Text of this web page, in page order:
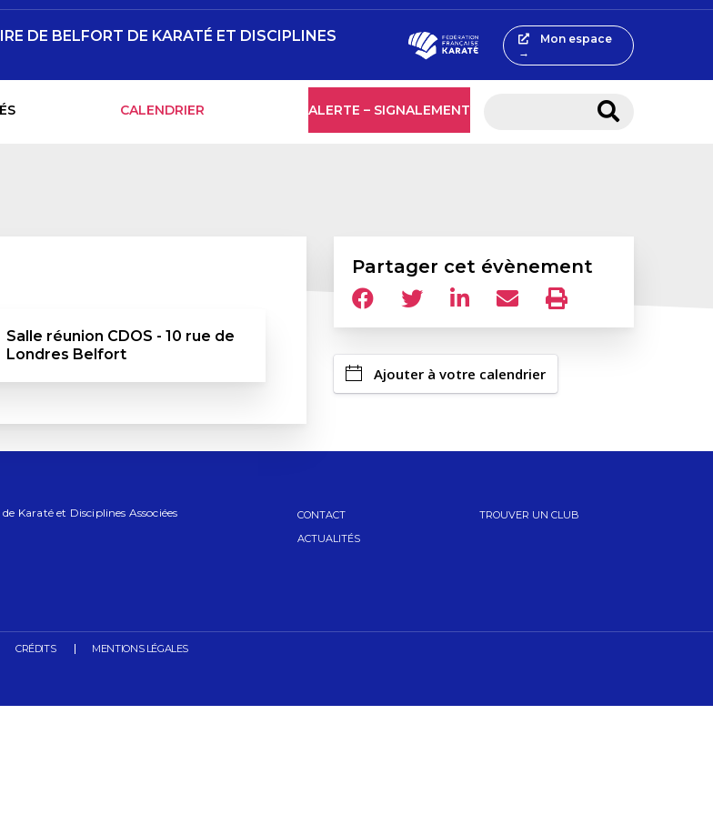
CALENDRIER ALERTE – SIGNALEMENT
DE BELFORT DE KARATÉ ET DISCIPLINES
Mon espace
→
Salle réunion CDOS - 10 rue de
Londres Belfort
Partager cet évènement
Ajouter à votre calendrier
Karaté et Disciplines Associées
CONTACT
ACTUALITÉS
TROUVER UN CLUB
CRÉDITS MENTIONS LÉGALES